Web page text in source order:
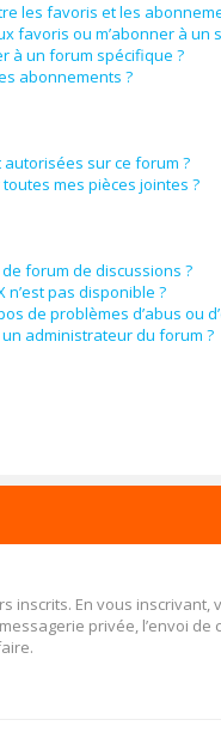
les favoris et les
favoris ou m’abonner à un
à un forum spécifique ?
abonnements ?
sur ce forum ?
mes pièces jointes ?
forum de discussions ?
pas disponible ?
de problèmes d’abus ou
administrateur du forum ?
En vous
privée, l’envoi